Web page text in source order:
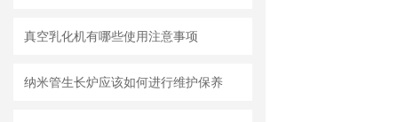
真空乳化机有哪些使用注意事项
纳米管生长炉应该如何进行维护保养